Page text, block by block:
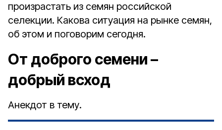
произрастать из семян российской
селекции. Какова ситуация на рынке семян,
об этом и поговорим сегодня.
От доброго семени –
добрый всход
Анекдот в тему.